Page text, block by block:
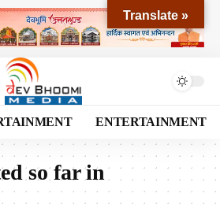
ENTERTAINMENT
so far in
Translate »